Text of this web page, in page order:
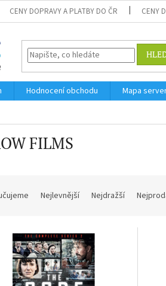
CENY DOPRAVY A PLATBY DO ČR CENY
Hodnocení obchodu Mapa
FILMS
Nejlevnější Nejdražší